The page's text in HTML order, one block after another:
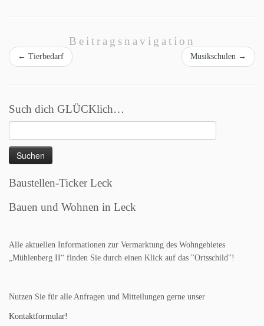
Beitragsnavigation
← Tierbedarf Musikschulen →
Such dich GLÜCKlich…
nach:
Baustellen-Ticker Leck
Bauen und Wohnen in Leck
Alle aktuellen Informationen zur Vermarktung des Wohngebietes
„Mühlenberg II“ finden Sie durch einen Klick auf das "Ortsschild"!
Nutzen Sie für alle Anfragen und Mitteilungen gerne unser
Kontaktformular!